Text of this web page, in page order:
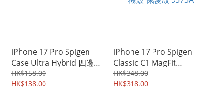
iPhone 17 Pro Spigen
Case Ultra Hybrid 四邊全
包 軟邊硬底殼 透明手機殼
保護套 9575A
HK$158.00
HK$138.00
iPhone 17 Pro Spigen
Classic C1 MagFit
MagSafe iMac G3 復古懷
舊設計版 特別版 別注版 手
HK$348.00
HK$318.00